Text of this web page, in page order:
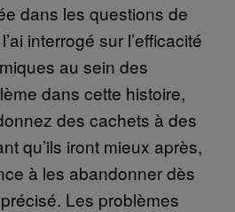
dans les questions de
interrogé sur l’efficacité
au sein des
dans cette histoire,
des cachets à des
qu’ils iront mieux après,
à les abandonner dès
Les problèmes